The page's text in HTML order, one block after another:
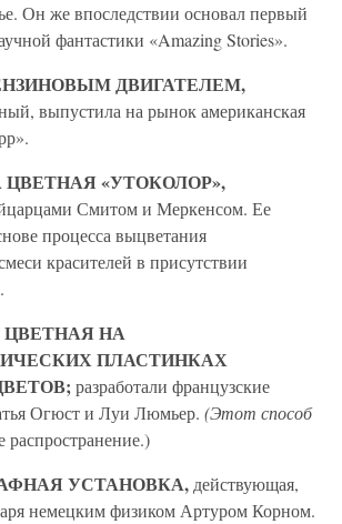
Он же впоследствии основал первый
фантастики «Amazing Stories».
ДВИГАТЕЛЕМ,
выпустила на рынок американская
«УТОКОЛОР»,
Смитом и Меркенсом. Ее
процесса выцветания
красителей в присутствии
НА
ПЛАСТИНКАХ
разработали французские
Огюст и Луи Люмьер. (Этот способ
УСТАНОВКА, действующая,
немецким физиком Артуром Корном.